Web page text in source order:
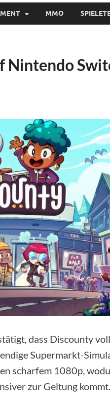
MMO
Nintendo
dass Discounty
Supermarkt-
scharfem 1080p,
zur Geltung kommt.